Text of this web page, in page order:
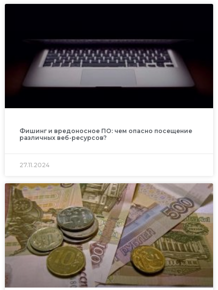
Фишинг и вредоносное ПО: чем опасно посещение
различных веб-ресурсов?
27.11.2024